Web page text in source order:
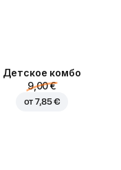
Детское комбо
9,00 €
от7,85 €